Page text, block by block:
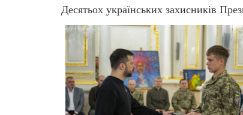
Десятьох українських захисників